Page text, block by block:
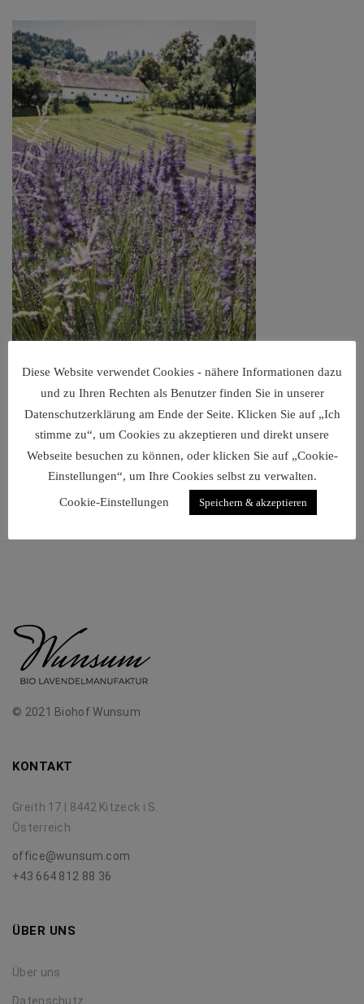
Fotoshooting
€ 60,00
© 2021 Biohof Wunsum
KONTAKT
Greith 17 | 8442 Kitzeck i.S.
Österreich
office@wunsum.com
+43 664 812 88 36
ÜBER UNS
Über uns
Datenschutz
Diese Website verwendet Cookies - nähere Informationen dazu
und zu Ihren Rechten als Benutzer finden Sie in unserer
Datenschutzerklärung am Ende der Seite. Klicken Sie auf „Ich
stimme zu“, um Cookies zu akzeptieren und direkt unsere
Webseite besuchen zu können, oder klicken Sie auf „Cookie-
Einstellungen“, um Ihre Cookies selbst zu verwalten.
Cookie-Einstellungen
Speichern & akzeptieren